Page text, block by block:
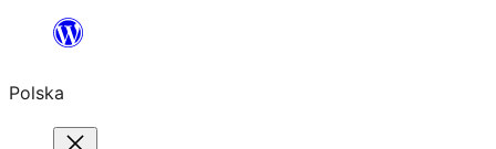
Przejdź
treści
Polska